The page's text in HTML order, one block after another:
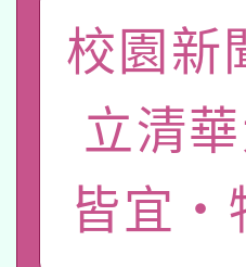
薪期間
轉知經
業技術
用水績
動」
115年8
桃園市
開 智慧
2026年
「2026
關事宜
轉知教
校園新
立清
皆宜‧